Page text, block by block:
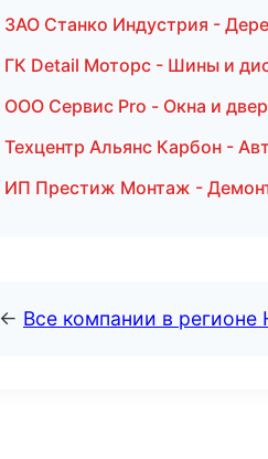
ЗАО Станко Индустрия -
ГК Detail Моторс - Шины и
ООО Сервис Pro - Окна и
Техцентр Альянс Карбон -
ИП Престиж Монтаж -
← Все компании в